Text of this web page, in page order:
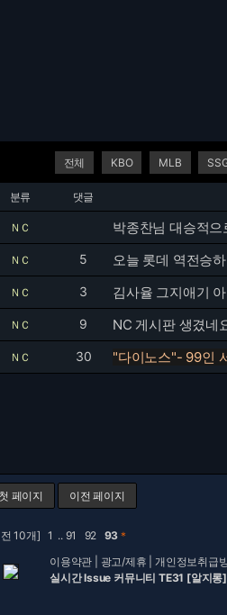
전체 KBO MLB
분류 댓글
ＮＣ 박종찬님 대승적
ＮＣ 5 오늘 롯데 역전승
ＮＣ 3 김사율 그지애기
ＮＣ 9 NC 게시판 생겼네
ＮＣ 30 "다이노스"- 99인
첫 페이지 이전 페이지
10개] 1 ..91 92 93 ＊
이용약관
광고/제휴 |개인정보취급
실시간 Issue 커뮤니티 TE31 [알지